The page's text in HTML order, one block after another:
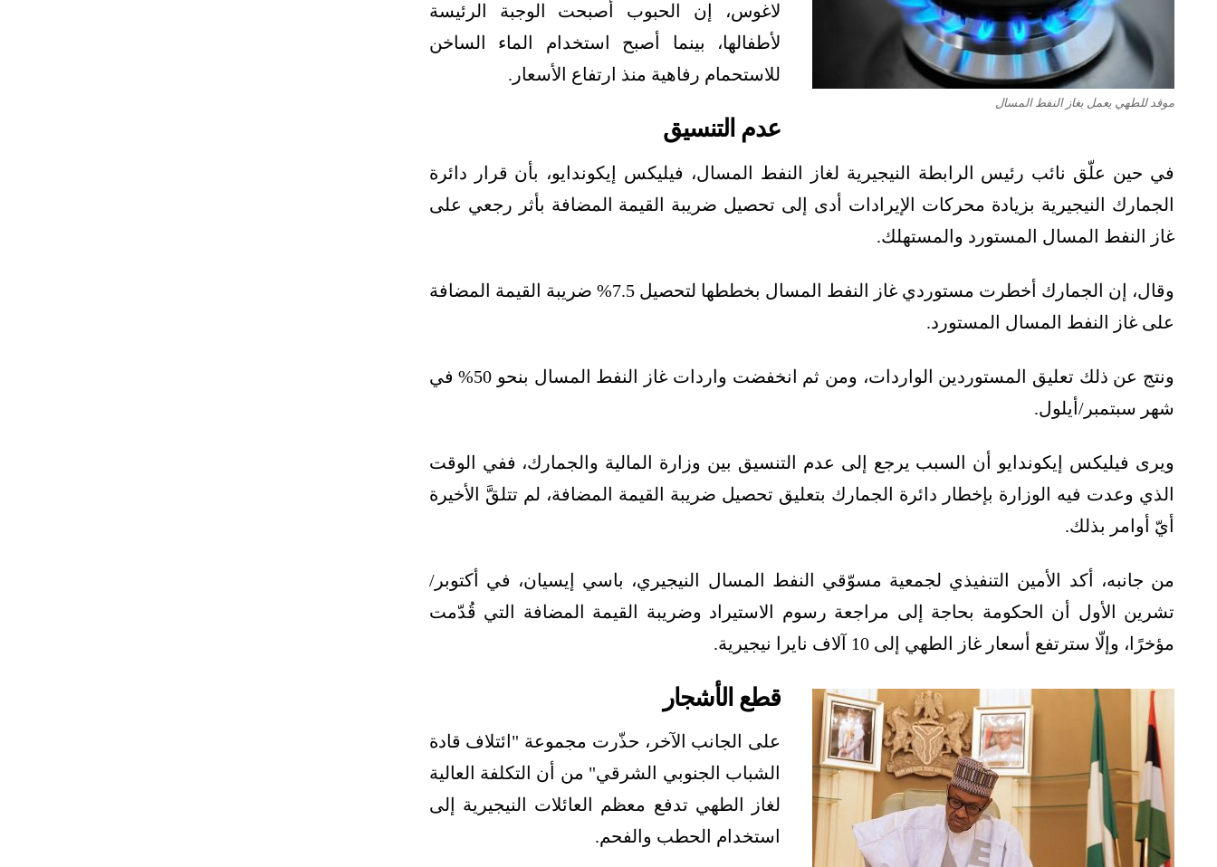
موقد للطهي يعمل بغاز النفط المسال
لاغوس، إن الحبوب أصبحت الوجبة الرئيسة
لأطفالها، بينما أصبح استخدام الماء الساخن
للاستحمام رفاهية منذ ارتفاع الأسعار.
عدم التنسيق
في حين علّق نائب رئيس الرابطة النيجيرية لغاز النفط المسال، فيليكس إيكوندايو، بأن قرار دائرة
الجمارك النيجيرية بزيادة محركات الإيرادات أدى إلى تحصيل ضريبة القيمة المضافة بأثر رجعي على
غاز النفط المسال المستورد والمستهلك.
وقال، إن الجمارك أخطرت مستوردي غاز النفط المسال بخططها لتحصيل 7.5% ضريبة القيمة المضافة
على غاز النفط المسال المستورد.
ونتج عن ذلك تعليق المستوردين الواردات، ومن ثم انخفضت واردات غاز النفط المسال بنحو 50% في
شهر سبتمبر/أيلول.
ويرى فيليكس إيكوندايو أن السبب يرجع إلى عدم التنسيق بين وزارة المالية والجمارك، ففي الوقت
الذي وعدت فيه الوزارة بإخطار دائرة الجمارك بتعليق تحصيل ضريبة القيمة المضافة، لم تتلقَّ الأخيرة
أيّ أوامر بذلك.
من جانبه، أكد الأمين التنفيذي لجمعية مسوّقي النفط المسال النيجيري، باسي إيسيان، في أكتوبر/
تشرين الأول أن الحكومة بحاجة إلى مراجعة رسوم الاستيراد وضريبة القيمة المضافة التي قُدّمت
مؤخرًا، وإلّا سترتفع أسعار غاز الطهي إلى 10 آلاف نايرا نيجيرية.
قطع الأشجار
على الجانب الآخر، حذّرت مجموعة "ائتلاف قادة
الشباب الجنوبي الشرقي" من أن التكلفة العالية
لغاز الطهي تدفع معظم العائلات النيجيرية إلى
استخدام الحطب والفحم.